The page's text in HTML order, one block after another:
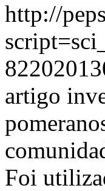
http://
artigo
Foi